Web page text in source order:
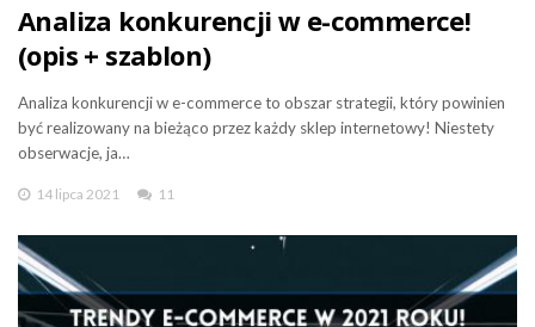
Analiza konkurencji w e-commerce!
(opis + szablon)
Analiza konkurencji w e-commerce to obszar strategii, który powinien
być realizowany na bieżąco przez każdy sklep internetowy! Niestety
obserwacje, ja…
14 lipca 2021 11